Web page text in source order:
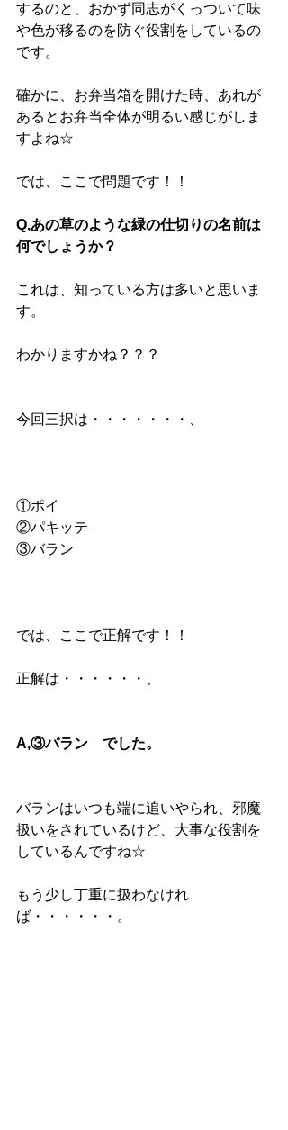
するのと、おかず同志がくっついて味
や色が移るのを防ぐ役割をしているの
です。
確かに、お弁当箱を開けた時、あれが
あるとお弁当全体が明るい感じがしま
すよね☆
では、ここで問題です！！
Q,あの草のような緑の仕切りの名前は
何でしょうか？
これは、知っている方は多いと思いま
す。
わかりますかね？？？
今回三択は・・・・・・・、
①ポイ
②パキッテ
③バラン
では、ここで正解です！！
正解は・・・・・・、
A,③バラン　でした。
バランはいつも端に追いやられ、邪魔
扱いをされているけど、大事な役割を
しているんですね☆
もう少し丁重に扱わなけれ
ば・・・・・・。